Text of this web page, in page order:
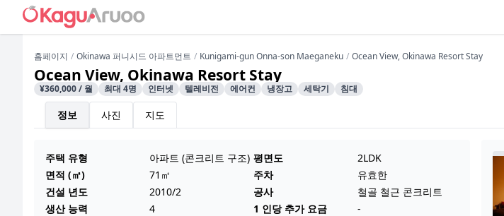
홈페이지 Okinawa 퍼니시드 아파트먼트 Kunigami-gun Onna-son Maeganeku Ocean View, Okinawa Resort Stay
Ocean View, Okinawa Resort Stay
¥360,000 / 월 최대 4명 인터넷 텔레비전 에어컨 냉장고 세탁기 침대
정보 사진 지도
주택 유형 아파트 (콘크리트 구조) 평면도
2LDK
면적 (㎡)
71㎡ 주차
유효한
건설 년도
2010/2 공사
철골 철근 콘크리트
생산 능력
4 1 인당 추가 요금
-